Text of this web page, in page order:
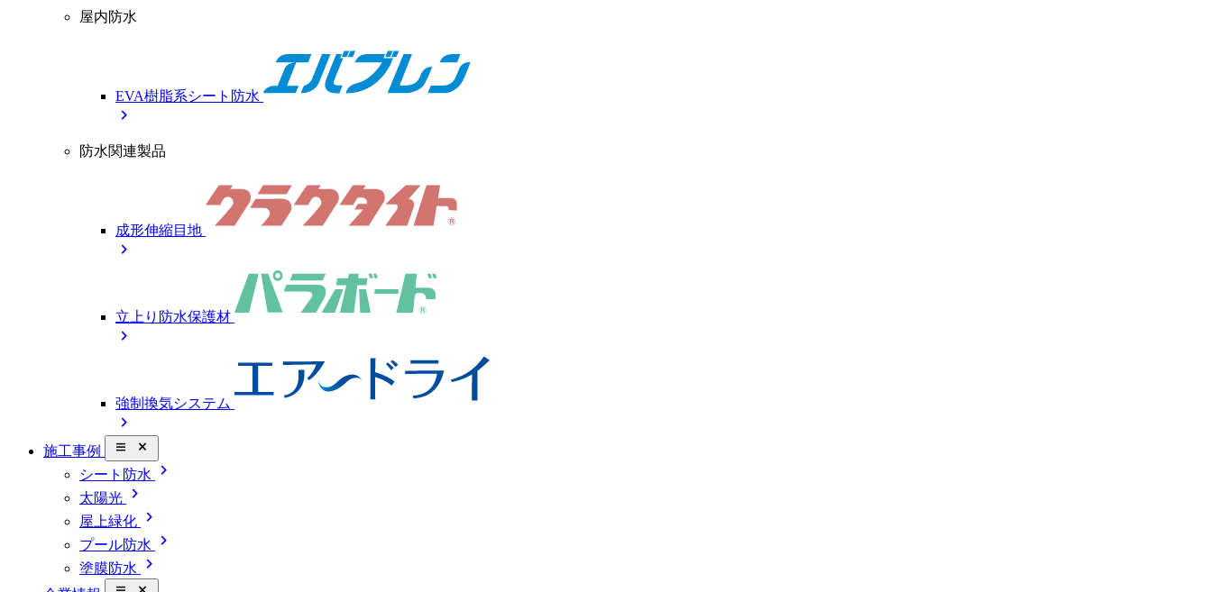
屋内防水
EVA樹脂系シート防水
chevron_right
防水関連製品
成形伸縮目地
chevron_right
立上り防水保護材
chevron_right
強制換気システム
chevron_right
施工事例 close_small
シート防水 chevron_right
太陽光 chevron_right
屋上緑化 chevron_right
プール防水 chevron_right
塗膜防水 chevron_right